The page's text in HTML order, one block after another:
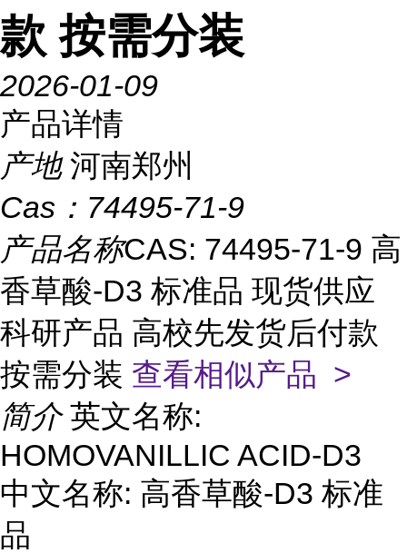
款 按需分装
2026-01-09
产品详情
产地 河南郑州
Cas： 74495-71-9
产品名称CAS: 74495-71-9 高
香草酸-D3 标准品 现货供应
科研产品 高校先发货后付款
按需分装 查看相似产品 >
简介 英文名称:
HOMOVANILLIC ACID-D3
中文名称: 高香草酸-D3 标准
品